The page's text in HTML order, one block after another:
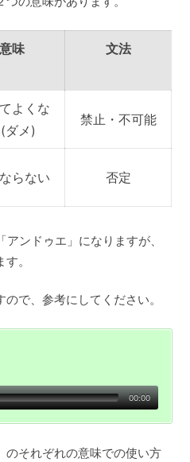
意味 文法
よくな
ダメ)
禁止・不可能
らない 否定
アンドゥエ」になりますが、
。
で、参考にしてください。
00:00
のそれぞれの意味での使い方